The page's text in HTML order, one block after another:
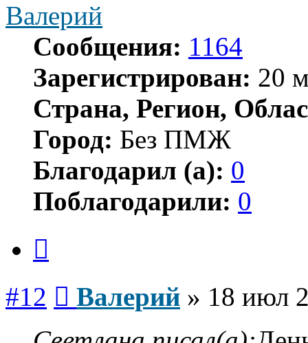
Валерий
Сообщения: 1164
Зарегистрирован: 20
Страна, Регион,
Город: Без ПМЖ
Благодарил (а): 0
Поблагодарили: 0
#12 Валерий » 18 июл